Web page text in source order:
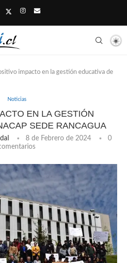
impacto en la gestión educativa de
Noticias
EN LA GESTIÓN
SEDE RANCAGUA
8 de Febrero de 2024
0